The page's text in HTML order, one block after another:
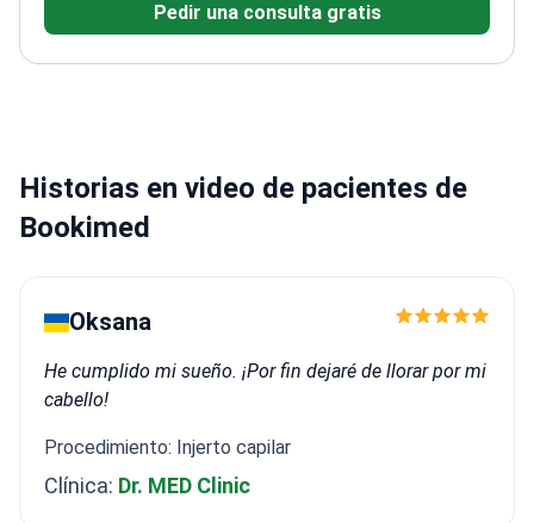
de premios a la mejor investigación de dos
Pedir una consulta gratis
Historias en video de pacientes de
Bookimed
Oksana
He cumplido mi sueño. ¡Por fin dejaré de llorar por mi
cabello!
Procedimiento: Injerto capilar
Clínica: Dr. MED Clinic